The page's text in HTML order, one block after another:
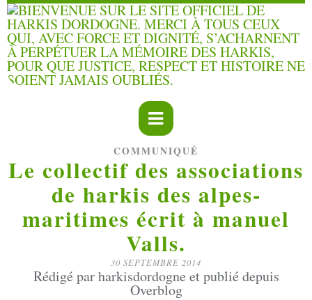
COMMUNIQUÉ
Le collectif des associations
de harkis des alpes-
maritimes écrit à manuel
Valls.
30 SEPTEMBRE 2014
Rédigé par harkisdordogne et publié depuis
Overblog